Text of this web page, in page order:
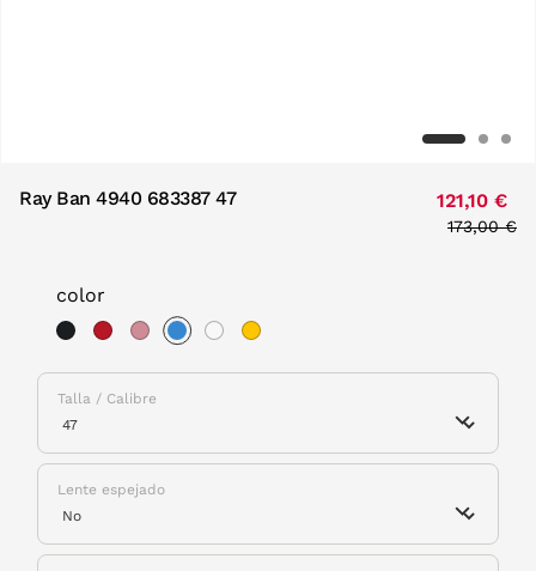
Ray Ban 4940 683387 47 121,10 €
Price
173,00 €
color
Talla / Calibre
Lente espejado